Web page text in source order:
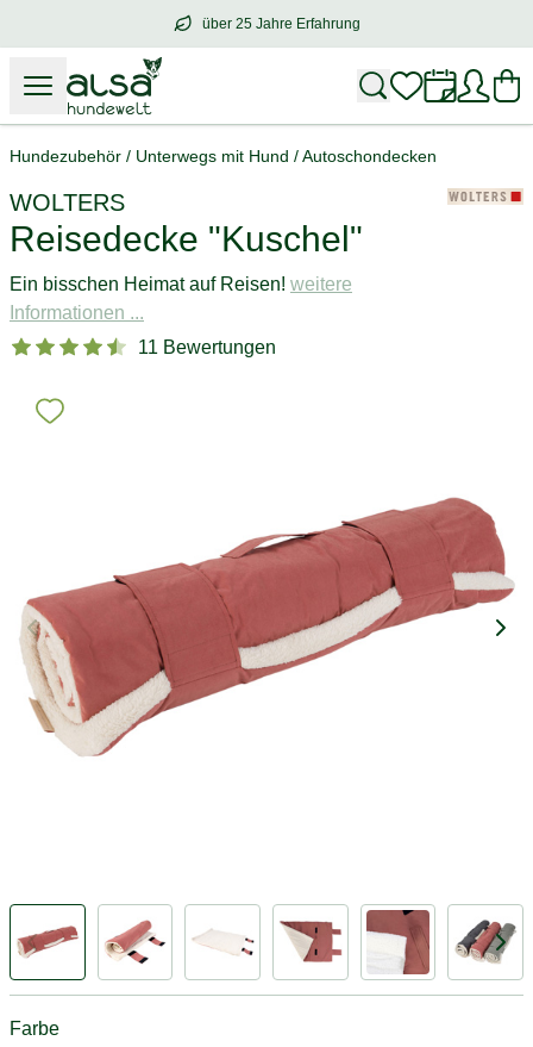
über 25 Jahre Erfahrung
über25 Jahre Erfahrung
Hundezubehör / Unterwegs mit Hund /Autoschondecken
WOLTERS
Reisedecke "Kuschel"
Ein bisschen Heimat auf Reisen! weitere
Informationen ...
11 Bewertungen
Farbe